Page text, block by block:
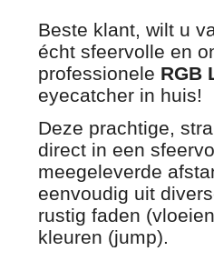
Beste klant, wilt u
écht sfeervolle en
professionele RGB
eyecatcher in huis!
Deze prachtige,
direct in een
meegeleverde
eenvoudig uit
rustig faden
kleuren (jump).